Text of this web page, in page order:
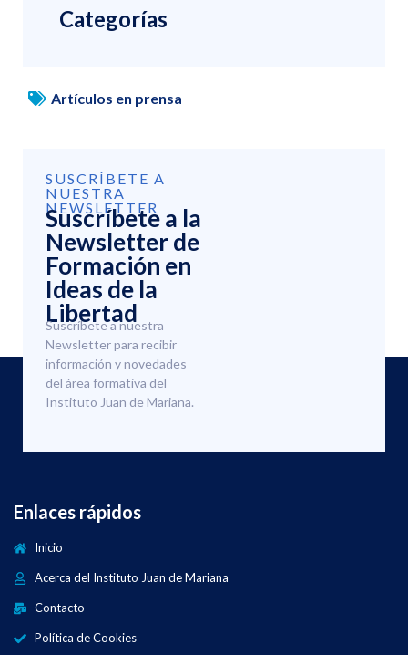
Categorías
Artículos en prensa
SUSCRÍBETE A
NUESTRA
NEWSLETTER
Suscríbete a la
Newsletter de
Formación en
Ideas de la
Libertad
Suscríbete a nuestra
Newsletter para recibir
información y novedades
del área formativa del
Instituto Juan de Mariana.
Enlaces rápidos
Inicio
Acerca del Instituto Juan de Mariana
Contacto
Política de Cookies